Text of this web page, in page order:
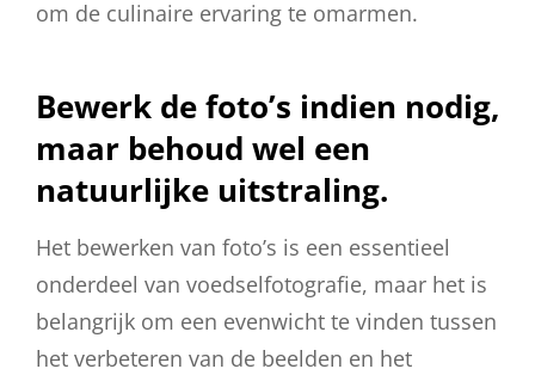
om de culinaire ervaring te omarmen.
Bewerk de foto’s indien nodig,
maar behoud wel een
natuurlijke uitstraling.
Het bewerken van foto’s is een essentieel
onderdeel van voedselfotografie, maar het is
belangrijk om een ​​evenwicht te vinden tussen
het verbeteren van de beelden en het